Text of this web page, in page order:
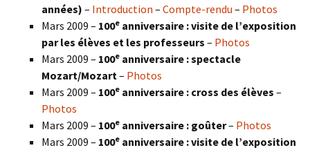
années) – Introduction – Compte-rendu – Photos
Mars 2009 – 100e anniversaire : visite de l’exposition
par les élèves et les professeurs – Photos
Mars 2009 – 100e anniversaire : spectacle
Mozart/Mozart – Photos
Mars 2009 – 100e anniversaire : cross des élèves –
Photos
Mars 2009 – 100e anniversaire : goûter– Photos
Mars 2009 – 100e anniversaire : visite de l’exposition